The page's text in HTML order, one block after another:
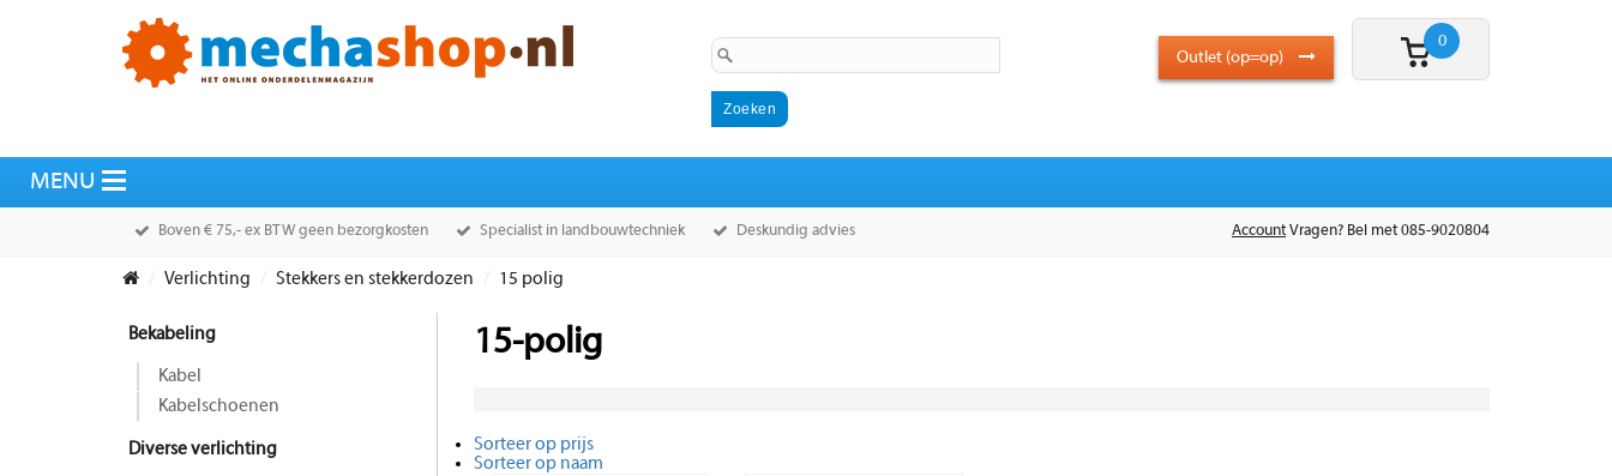
0
Outlet (op=op)
Boven € 75,- ex BTW geen bezorgkosten Specialist in landbouwtechniek Deskundig advies Account Vragen? Bel met 085-9020804
Verlichting Stekkers en stekkerdozen 15 polig
Bekabeling
Kabel
Kabelschoenen
Diverse verlichting
15-polig
Sorteer op prijs
Sorteer op naam